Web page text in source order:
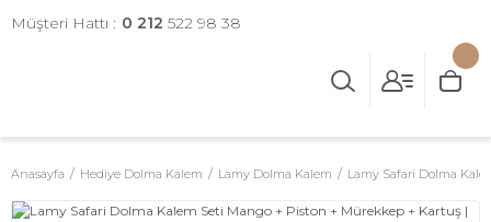
Müşteri Hattı : 0 212 522 98 38
Anasayfa Hediye Dolma Kalem Lamy Dolma Kalem Lamy Safari Dolma